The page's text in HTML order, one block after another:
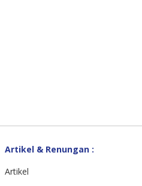
Artikel & Renungan :
Artikel